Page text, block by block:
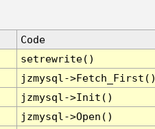
Code
setrewrite()
jzmysql-
jzmysql->Init()
jzmysql->Open()